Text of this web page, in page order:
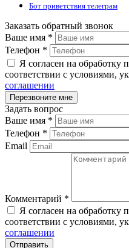
Бот приветствия телеграм
Заказать обратный звонок
Ваше имя *
Телефон *
Я согласен на обработку
соответствии с условиями,
соглашении
Задать вопрос
Ваше имя *
Телефон *
Email
Комментарий *
Я согласен на обработку
соответствии с условиями,
соглашении